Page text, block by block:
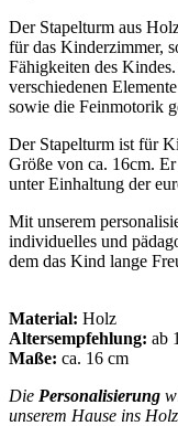
Der Stapelturm aus
für das Kinderzimmer,
Fähigkeiten des
verschiedenen
sowie die Feinmotorik
Der Stapelturm ist für
Größe von ca. 16cm.
unter Einhaltung der
Mit unserem
individuelles und
dem das Kind lange
Material: Holz
Altersempfehlung: ab
Maße: ca. 16 cm
Die Personalisierung
unserem Hause ins